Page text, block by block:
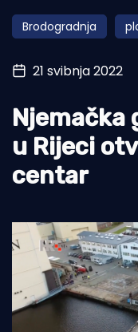
Obala
Otoci
Turizam i nautika
Pomorstvo
Ribolov
Ekologija
Brodogradnja
21 svibnja 2022
Njemačka
u Rijeci
centar